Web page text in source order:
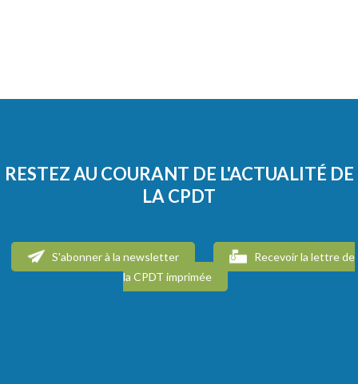
RESTEZ AU COURANT DE L'ACTUALITÉ DE
LA CPDT
S'abonner à la newsletter
Recevoir la lettre de
la CPDT imprimée